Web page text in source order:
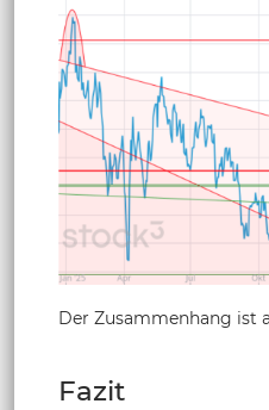
Der Zusammenhang ist
Fazit